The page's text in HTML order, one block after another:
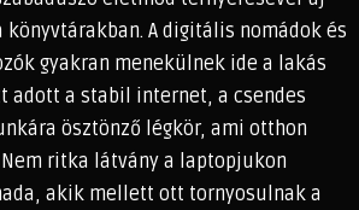
könyvtárakban. A digitális nomádok és
gyakran menekülnek ide a lakás
adott a stabil internet, a csendes
ösztönző légkör, ami otthon
ritka látvány a laptopjukon
akik mellett ott tornyosulnak a